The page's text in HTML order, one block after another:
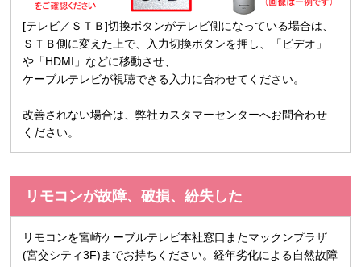
[テレビ／ＳＴＢ]切換ボタンがテレビ側になっている場合は、
ＳＴＢ側に変えた上で、入力切換ボタンを押し、「ビデオ」
や「HDMI」などに移動させ、
ケーブルテレビが視聴できる入力に合わせてください。
改善されない場合は、弊社カスタマーセンターへお問合わせ
ください。
リモコンが故障、破損、紛失した
リモコンを宮崎ケーブルテレビ本社窓口またマックンプラザ
(宮交シティ3F)までお持ちください。経年劣化による自然故障